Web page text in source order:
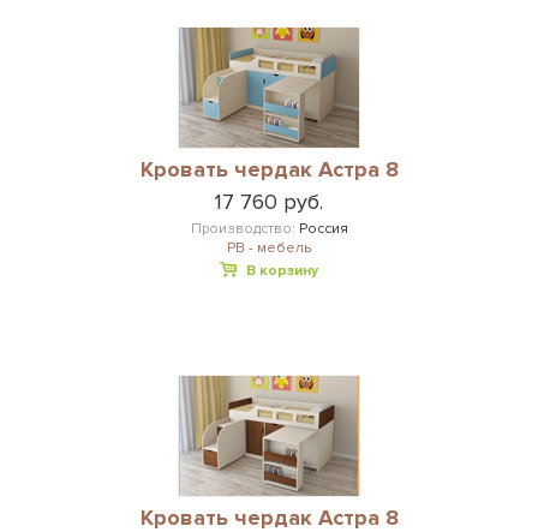
Кровать чердак Астра 8
17 760 руб.
Производство: Россия
РВ - мебель
В корзину
Кровать чердак Астра 8